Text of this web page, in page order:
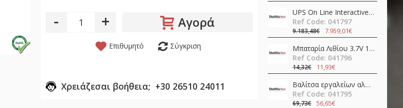
UPS On Line Interactive 30000VA 30kW Τριφασικό / Μονοφασικό με 72 Μπαταρίες IST7-30KVA AEC
Ref Code: 041797
9.183,48€ 7.959,01€
Μπαταρία Λιθίου 3.7V 18650 3400mAh Li-Ion με προστασία & Type-C RC34 Speras
Ref Code: 041796
14,32€ 11,93€
Βαλίτσα εργαλείων αλουμινίου 11pcs TS01-P07 QuickFix Toolkit Teslong
Ref Code: 041795
69,73€ 56,65€
- + Αγορά
Επιθυμητό Σύγκριση
Χρειάζεσαι βοήθεια; +30 26510 24011